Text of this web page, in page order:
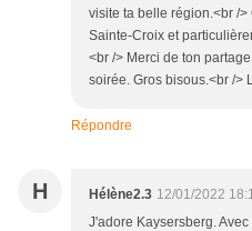
visite ta belle région.<br /
Sainte-Croix et
<br /> Merci de ton
soirée. Gros bisous.<br />
Répondre
H Hélène2.3 12/01/2022
J'adore Kaysersberg.